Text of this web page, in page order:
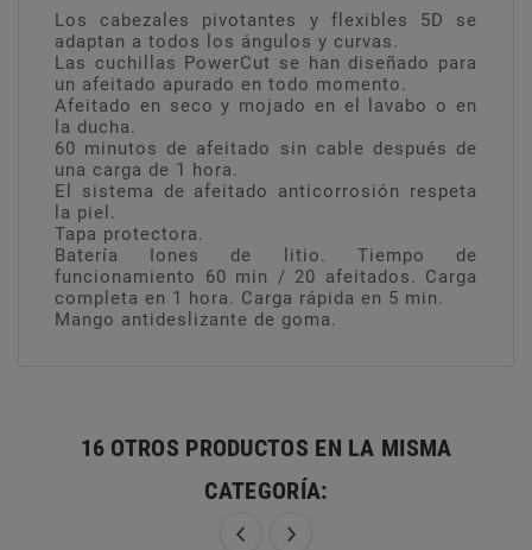
Los cabezales pivotantes y flexibles 5D se
adaptan a todos los ángulos y curvas.
Las cuchillas PowerCut se han diseñado para
un afeitado apurado en todo momento.
Afeitado en seco y mojado en el lavabo o en
la ducha.
60 minutos de afeitado sin cable después de
una carga de 1 hora.
El sistema de afeitado anticorrosión respeta
la piel.
Tapa protectora.
Batería Iones de litio. Tiempo de
funcionamiento 60 min / 20 afeitados. Carga
completa en 1 hora. Carga rápida en 5 min.
Mango antideslizante de goma.
16 OTROS PRODUCTOS EN LA MISMA
CATEGORÍA: